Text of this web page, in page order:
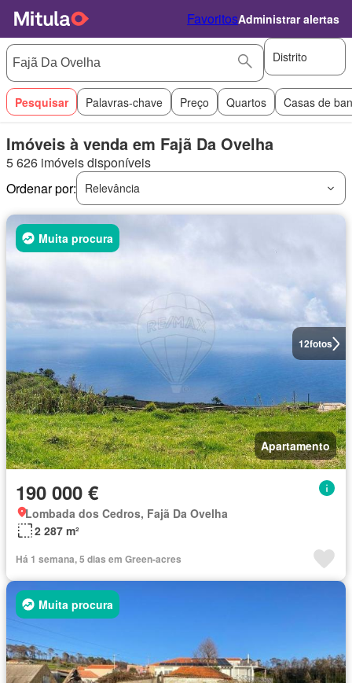
FavoritosAdministrar alertas
Distrito
Pesquisar Palavras-chave Preço Quartos Casas de
Imóveis à venda em Fajã Da Ovelha
5 626 imóveis disponíveis
Ordenar por:
Relevância
12fotos
Muita procura
Apartamento
190 000 €
Lombada dos Cedros, Fajã Da Ovelha
2 287 m²
Há 1 semana, 5 dias em Green-acres
Muita procura